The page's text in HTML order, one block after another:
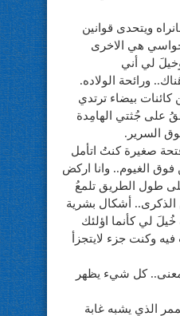
ويتحدى قوانين
حواسي هي الاخرى
لي أني
ورائحة الولاده.
بيضاء ترتدي
على جُثتي الهامِدة
السرير.
صغيرة كنتُ اتأمل
الغيوم.. وانا اركض
طول الطريق تلمعُ
أشكال بشرية
لي كأنما اؤلئك
وكنت جزء لايتجزأ
معنى.. كل شيء يظهر
الذي يشبه غابة